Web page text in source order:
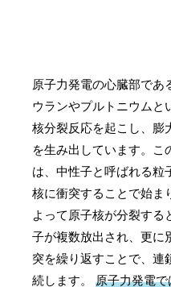
原子力発電の心臓部であ
ウランやプルトニウムと
核分裂反応を起こし、膨
を生み出しています。こ
は、中性子と呼ばれる粒
核に衝突することで始ま
よって原子核が分裂する
子が複数放出され、更に
突を繰り返すことで、連
続します。原子力発電